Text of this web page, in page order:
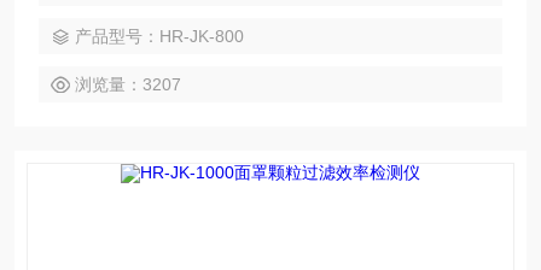
产品型号：HR-JK-800
浏览量：3207